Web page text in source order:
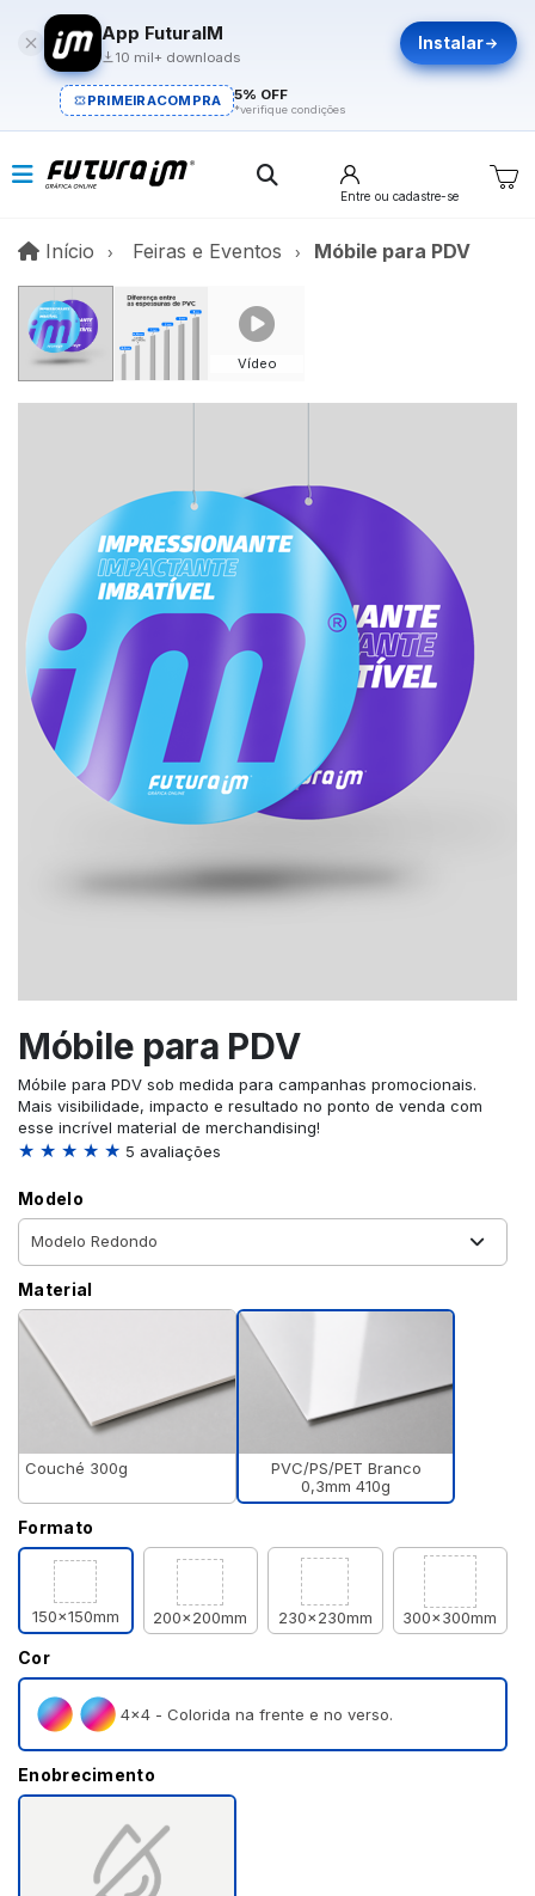
App FuturaIM
10 mil+ downloads
Instalar
PRIMEIRACOMPRA 5% OFF
*verifique condições
Entre ou cadastre-se
Início InícioFeiras e Eventos Móbile para PDV
Vídeo
Móbile para PDV
Móbile para PDV sob medida para campanhas promocionais.
Mais visibilidade, impacto e resultado no ponto de venda com
esse incrível material de merchandising!
★ ★ ★ ★ ★ 5 avaliações
Modelo
Material
Couché 300g
PVC/PS/PET Branco
0,3mm 410g
Formato
150x150mm 200x200mm 230x230mm 300x300mm
Cor
4×4 - Colorida na frente e no verso.
Enobrecimento